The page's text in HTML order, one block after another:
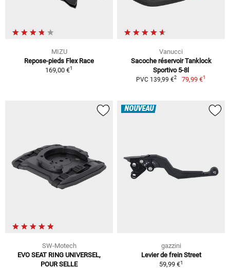
MIZU
Repose-pieds Flex Race
169,00 €1
Vanucci
Sacoche réservoir Tanklock
Sportivo 5-8l
PVC 139,99 €2 79,99 €1
SW-Motech
EVO SEAT RING UNIVERSEL,
POUR SELLE
NOUVEAU
gazzini
Levier de frein Street
59,99 €1